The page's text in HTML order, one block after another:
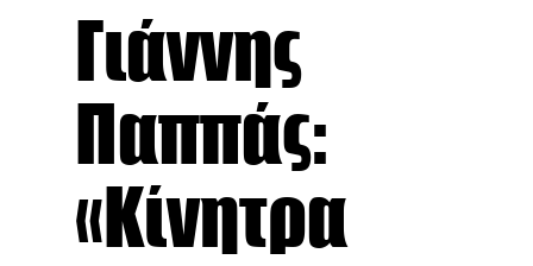
Γιάννης
Παππάς:
«Κίνητρα